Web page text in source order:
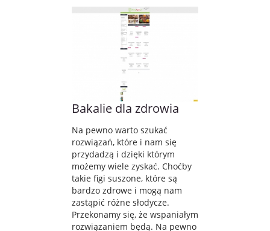
Bakalie dla zdrowia
Na pewno warto szukać
rozwiązań, które i nam się
przydadzą i dzięki którym
możemy wiele zyskać. Choćby
takie figi suszone, które są
bardzo zdrowe i mogą nam
zastąpić różne słodycze.
Przekonamy się, że wspaniałym
rozwiązaniem będą. Na pewno